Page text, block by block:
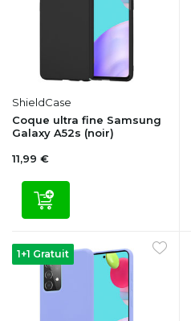
ShieldCase
Coque ultra fine Samsung
Galaxy A52s (noir)
11,99 €
1+1 Gratuit